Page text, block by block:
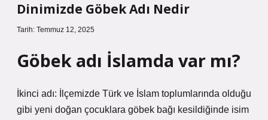
Dinimizde Göbek Adı Nedir
Tarih: Temmuz 12, 2025
Göbek adı İslamda var mı?
İkinci adı: İlçemizde Türk ve İslam toplumlarında olduğu
gibi yeni doğan çocuklara göbek bağı kesildiğinde isim